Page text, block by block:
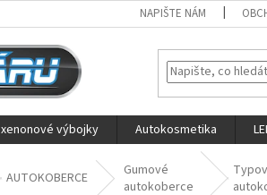
NAPIŠTE NÁM
xenonové výbojky Autokosmetika
AUTOKOBERCE
Gumové
autokoberce